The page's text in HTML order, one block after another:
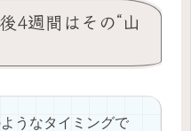
4週間はその“山
うなタイミングで